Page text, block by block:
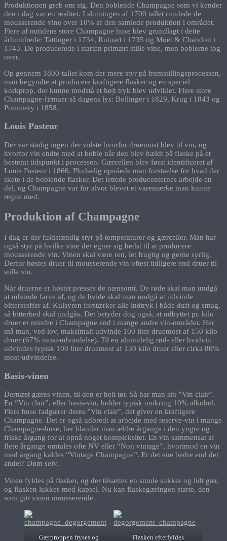
Produktionen greb om sig. Den boblende Champagne som vi kender
den i dag var en realitet. I slutningen af 1700 tallet rundede de
mousserende vine over 10% af den samlede produktion i området.
Flere af nutidens store Champagne huse blev grundlagt i dette
århundrede: Tattinger i 1734, Ruinart i 1735 og Moët & Chandon i
1743. De producerede i starten primært stille vine, men boblerne tog
over.
Op gennem 1800-tallet kom der mere styr på fremstillingsprocessen,
man begyndte at producere kraftigere flasker og en speciel
korkprop, der kunne modstå et højt tryk blev udviklet. Flere store
Champagne-firmaer så dagens lys: Bollinger i 1829, Krug i 1843 og
Pommery i 1858.
Louis Pasteur
Der var stadig ingen der vidste hvorfor druemost blev til vin, og
hvorfor vin endte med at boble når den blev hældt på flaske på et
bestemt tidspunkt i processen. Gærcellen blev først identificeret af
Louis Pasteur i 1866. Pludselig opnåede man forståelse for hvad der
skete i de boblende flasker. Det lettede producenternes arbejde en
del, og Champagne var for alvor blevet et varemærke man kunne
regne med.
Produktion af Champagne
I dag er der fuldstændig styr på temperaturer og gærceller. Man har
også styr på hvilke vine der egner sig bedst til at producere
mousserende vin. Vinen skal være ren, let frugtig og gerne syrlig.
Derfor høstes druer til mousserende vin oftest tidligere end druer til
stille vin.
Når druerne er høstet presses de nænsomt. De røde skal man undgå
at udvinde farve af, og de hvide skal man undgå at udvinde
bitterstoffer af. Kulsyren forstærker alle indtryk i både duft og smag,
så bitterhed skal undgås. Det betyder dog også, at udbyttet pr. kilo
druer er mindre i Champagne end i mange andre vin-områder. Her
må man, ved lov, maksimalt udvinde 100 liter druemost af 150 kilo
druer (67% most-udvindelse). Til en almindelig rød- eller hvidvin
udvindes typisk 100 liter druemost af 130 kilo druer eller cirka 80%
most-udvindelse.
Basis-vinen
Dernæst gæres vinen, til den er helt tør. Så har man sin ”Vin clair”.
En “Vin clair”, eller basis-vin, holder typisk omkring 10% alkohol.
Flere huse fadgærer deres ”Vin clair”, det giver en kraftigere
Champagne. Det er også udbredt at arbejde med reserve-vin i mange
Champagne-huse, her blander man ældre årgange i den yngre og
friske årgang for at opnå noget kompleksitet. En vin sammensat af
flere årgange omtales ofte NV eller “Non vintage”, hvorimod en vin
med årgang kaldes “Vintage Champagne”. Er det ene bedre end det
andet? Døm selv.
Vinen fyldes på flasker, og der tilsættes en smule sukker og lidt gær,
og flasken lukkes med kapsel. Nu kan flaskegæringen starte, den
som gør vinen mousserende.
Gærproppen fryses og Flasken efterfyldes